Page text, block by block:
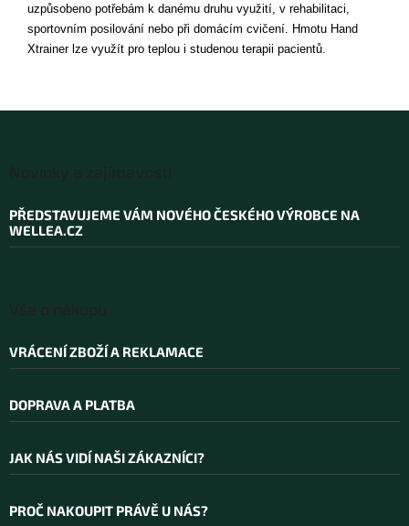
uzpůsobeno potřebám k danému druhu využití, v rehabilitaci,
sportovním posilování nebo při domácím cvičení. Hmotu Hand
Xtrainer lze využít pro teplou i studenou terapii pacientů.
PŘEDSTAVUJEME VÁM NOVÉHO ČESKÉHO VÝROBCE NA
WELLEA.CZ
VRÁCENÍ ZBOŽÍ A REKLAMACE
DOPRAVA A PLATBA
JAK NÁS VIDÍ NAŠI ZÁKAZNÍCI?
PROČ NAKOUPIT PRÁVĚ U NÁS?